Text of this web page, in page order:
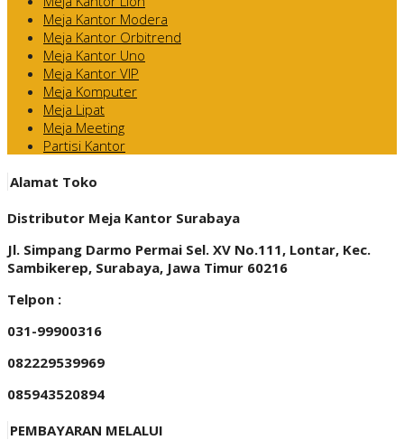
Meja Kantor Modera
Meja Kantor Orbitrend
Meja Kantor Uno
Meja Kantor VIP
Meja Komputer
Meja Lipat
Meja Meeting
Partisi Kantor
Alamat Toko
Distributor Meja Kantor Surabaya
Jl. Simpang Darmo Permai Sel. XV No.111, Lontar, Kec.
Sambikerep, Surabaya, Jawa Timur 60216
Telpon :
031-99900316
082229539969
085943520894
PEMBAYARAN MELALUI